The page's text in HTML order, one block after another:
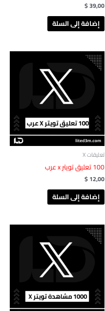
$39,00
إضافة إلى السلة
تعليقات X
100 تعليق تويتر x عرب
$12,00
إضافة إلى السلة